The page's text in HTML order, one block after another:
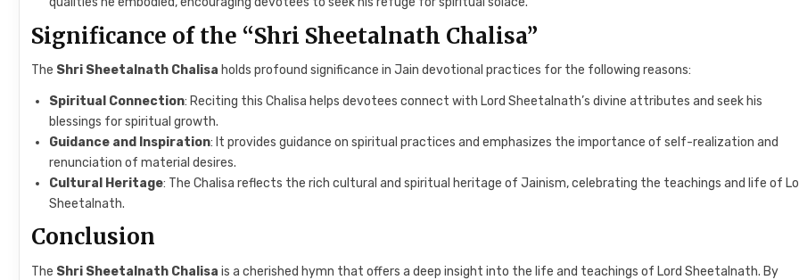
Significance of the “Shri Sheetalnath Chalisa”
The Shri Sheetalnath Chalisa holds profound significance in Jain devotional practices for the following reasons:
Spiritual Connection: Reciting this Chalisa helps devotees connect with Lord Sheetalnath’s divine attributes and seek his
blessings for spiritual growth.
Guidance and Inspiration: It provides guidance on spiritual practices and emphasizes the importance of self-realization and
renunciation of material desires.
Cultural Heritage: The Chalisa reflects the rich cultural and spiritual heritage of Jainism, celebrating the teachings and life of
Sheetalnath.
Conclusion
The Shri Sheetalnath Chalisa is a cherished hymn that offers a deep insight into the life and teachings of Lord Sheetalnath. By